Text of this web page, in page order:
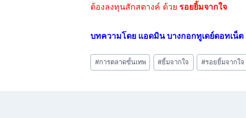
ต้องลงทุนสักสตางค์ ด้วย รอยยิ้มจากใจ
บทความโดย แอดมิน บางกอกทูเดย์ดอทเน็ต
Post
Tags:
#การตลาดขั้นเทพ #ยิ้มจากใจ #รอยยิ้มจากใจ